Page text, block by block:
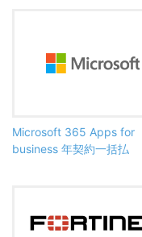
Microsoft 365 Apps for
business 年契約一括払